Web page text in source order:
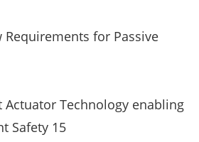
for Passive
Actuator Technology enabling
Safety 15